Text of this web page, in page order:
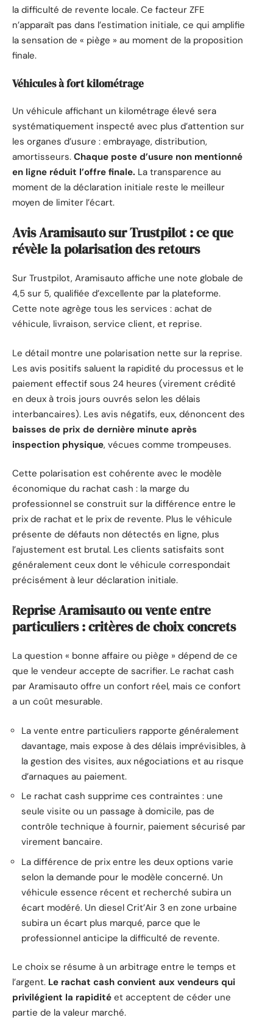
la difficulté de revente locale. Ce facteur ZFE
n’apparaît pas dans l’estimation initiale, ce qui amplifie
la sensation de « piège » au moment de la proposition
finale.
Véhicules à fort kilométrage
Un véhicule affichant un kilométrage élevé sera
systématiquement inspecté avec plus d’attention sur
les organes d’usure : embrayage, distribution,
amortisseurs. Chaque poste d’usure non mentionné
en ligne réduit l’offre finale. La transparence au
moment de la déclaration initiale reste le meilleur
moyen de limiter l’écart.
Avis Aramisauto sur Trustpilot : ce que
révèle la polarisation des retours
Sur Trustpilot, Aramisauto affiche une note globale de
4,5 sur 5, qualifiée d’excellente par la plateforme.
Cette note agrège tous les services : achat de
véhicule, livraison, service client, et reprise.
Le détail montre une polarisation nette sur la reprise.
Les avis positifs saluent la rapidité du processus et le
paiement effectif sous 24 heures (virement crédité
en deux à trois jours ouvrés selon les délais
interbancaires). Les avis négatifs, eux, dénoncent des
baisses de prix de dernière minute après
inspection physique, vécues comme trompeuses.
Cette polarisation est cohérente avec le modèle
économique du rachat cash : la marge du
professionnel se construit sur la différence entre le
prix de rachat et le prix de revente. Plus le véhicule
présente de défauts non détectés en ligne, plus
l’ajustement est brutal. Les clients satisfaits sont
généralement ceux dont le véhicule correspondait
précisément à leur déclaration initiale.
Reprise Aramisauto ou vente entre
particuliers : critères de choix concrets
La question « bonne affaire ou piège » dépend de ce
que le vendeur accepte de sacrifier. Le rachat cash
par Aramisauto offre un confort réel, mais ce confort
a un coût mesurable.
La vente entre particuliers rapporte généralement
davantage, mais expose à des délais imprévisibles, à
la gestion des visites, aux négociations et au risque
d’arnaques au paiement.
Le rachat cash supprime ces contraintes : une
seule visite ou un passage à domicile, pas de
contrôle technique à fournir, paiement sécurisé par
virement bancaire.
La différence de prix entre les deux options varie
selon la demande pour le modèle concerné. Un
véhicule essence récent et recherché subira un
écart modéré. Un diesel Crit’Air 3 en zone urbaine
subira un écart plus marqué, parce que le
professionnel anticipe la difficulté de revente.
Le choix se résume à un arbitrage entre le temps et
l’argent. Le rachat cash convient aux vendeurs qui
privilégient la rapidité et acceptent de céder une
partie de la valeur marché.